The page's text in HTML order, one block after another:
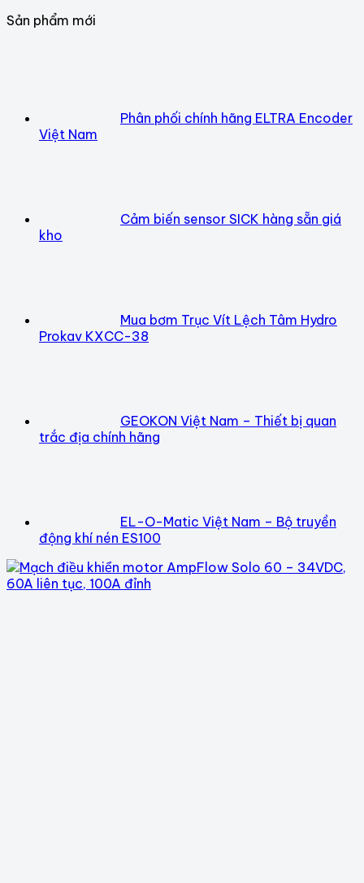
Sản phẩm mới
Phân phối chính hãng ELTRA Encoder
Việt Nam
Cảm biến sensor SICK hàng sẵn giá
kho
Mua bơm Trục Vít Lệch Tâm Hydro
Prokav KXCC-38
GEOKON Việt Nam – Thiết bị quan
trắc địa chính hãng
EL-O-Matic Việt Nam – Bộ truyền
động khí nén ES100